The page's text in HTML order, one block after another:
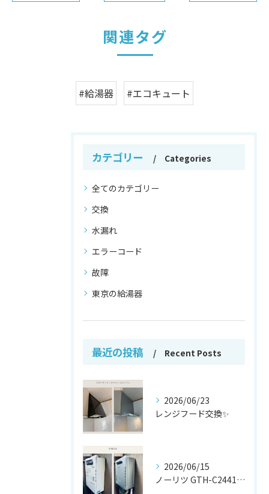
関連タグ
#給湯器 #エコキュート
カテゴリー Categories
全てのカテゴリー
交換
水漏れ
エラーコード
故障
東京の給湯器
最近の投稿 Recent Posts
2026/06/23
レンジフード交換✨
2026/06/15
ノーリツ GTH-C2441AWX から